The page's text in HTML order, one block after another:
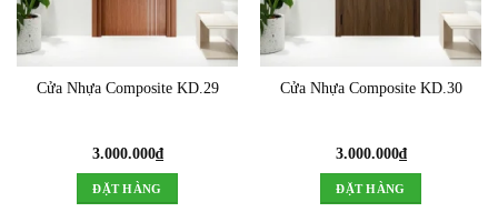
Cửa Nhựa Composite KD.29
3.000.000₫
ĐẶT HÀNG
Cửa Nhựa Composite KD.30
3.000.000₫
ĐẶT HÀNG